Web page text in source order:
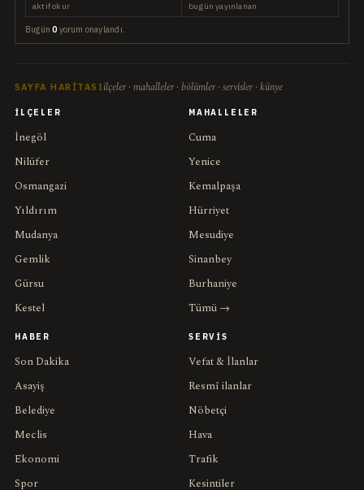
aktif okur bugün yayınlanan
Bugün0 yorum onaylandı.
SAYFA HARITASI ilçeler · mahalleler · bölümler · servisler · künye
İLÇELER
İnegöl
Nilüfer
Osmangazi
Yıldırım
Mudanya
Gemlik
Gürsu
Kestel
MAHALLELER
Cuma
Yenice
Kemalpaşa
Hürriyet
Mesudiye
Sinanbey
Burhaniye
Tümü →
HABER
Son Dakika
Asayiş
Belediye
Meclis
Ekonomi
Spor
SERVIS
Vefat & İlanlar
Resmî ilanlar
Nöbetçi
Hava
Trafik
Kesintiler